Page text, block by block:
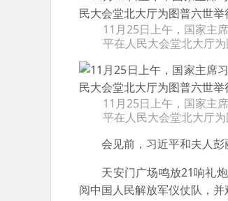
11月25日上午，国家主
平在人民大会堂北大厅
11月25日上午，国家主
平在人民大会堂北大厅
会见前，习近平和夫人彭
天安门广场鸣放21响礼炮
阅中国人民解放军仪仗队，并